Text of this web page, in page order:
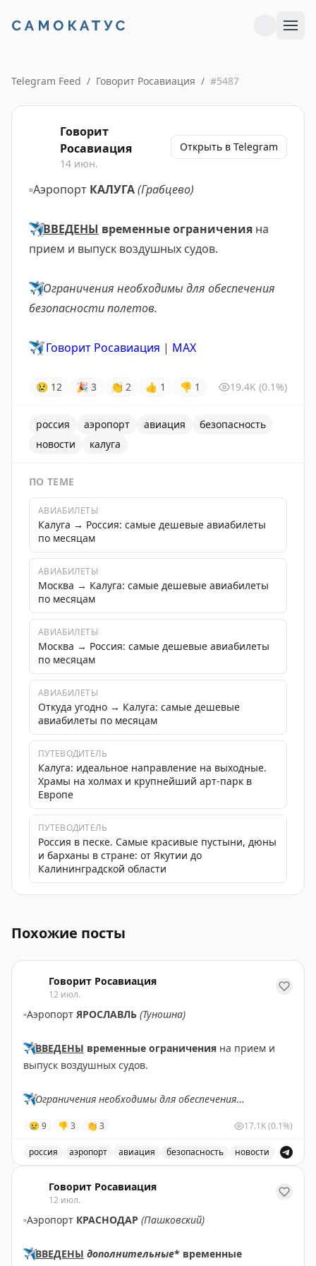
Telegram Feed / Говорит Росавиация / #5487
Говорит
Росавиация
14 июн.
Открыть в Telegram
▫️Аэропорт КАЛУГА(Грабцево)
✈️ВВЕДЕНЫ временные ограничения на
прием и выпуск воздушных судов.
✈️Ограничения необходимы для обеспечения
безопасности полетов.
✈️ Говорит Росавиация | MAX
😢 12 🎉 3 👏 2 👍 1 👎 1 19.4K (0.1%)
россия аэропорт авиация
безопасность
новости
калуга
ПО ТЕМЕ
АВИАБИЛЕТЫ
Калуга → Россия: самые дешевые авиабилеты
по месяцам
АВИАБИЛЕТЫ
Москва → Калуга: самые дешевые авиабилеты
по месяцам
АВИАБИЛЕТЫ
Москва → Россия: самые дешевые авиабилеты
по месяцам
АВИАБИЛЕТЫ
Откуда угодно → Калуга: самые дешевые
авиабилеты по месяцам
ПУТЕВОДИТЕЛЬ
Калуга: идеальное направление на выходные.
Храмы на холмах и крупнейший арт-парк в
Европе
ПУТЕВОДИТЕЛЬ
Россия в песке. Самые красивые пустыни, дюны
и барханы в стране: от Якутии до
Калининградской области
Похожие посты
Говорит Росавиация
12 июл.
▫️Аэропорт ЯРОСЛАВЛЬ (Туношна)
✈️ВВЕДЕНЫ временные ограничения на прием и
выпуск воздушных судов.
✈️Ограничения необходимы для обеспечения
✈️ Говорит Росавиация|МАХ
😢 9 👎 3 👏 3 17.1K(0.1%)
россия аэропорт авиация безопасность новости
Говорит Росавиация
12 июл.
▫️Аэропорт КРАСНОДАР (Пашковский)
✈️ВВЕДЕНЫ дополнительные* временные